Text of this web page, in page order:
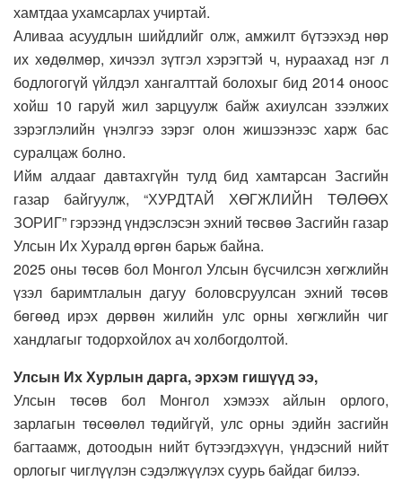
хамтдаа ухамсарлах учиртай.
Аливаа асуудлын шийдлийг олж, амжилт бүтээхэд нөр
их хөдөлмөр, хичээл зүтгэл хэрэгтэй ч, нураахад нэг л
бодлогогүй үйлдэл хангалттай болохыг бид 2014 оноос
хойш 10 гаруй жил зарцуулж байж ахиулсан зээлжих
зэрэглэлийн үнэлгээ зэрэг олон жишээнээс харж бас
суралцаж болно.
Ийм алдааг давтахгүйн тулд бид хамтарсан Засгийн
газар байгуулж, “ХУРДТАЙ ХӨГЖЛИЙН ТӨЛӨӨХ
ЗОРИГ” гэрээнд үндэслэсэн эхний төсвөө Засгийн газар
Улсын Их Хуралд өргөн барьж байна.
2025 оны төсөв бол Монгол Улсын бүсчилсэн хөгжлийн
үзэл баримтлалын дагуу боловсруулсан эхний төсөв
бөгөөд ирэх дөрвөн жилийн улс орны хөгжлийн чиг
хандлагыг тодорхойлох ач холбогдолтой.
Улсын Их Хурлын дарга, эрхэм гишүүд ээ,
Улсын төсөв бол Монгол хэмээх айлын орлого,
зарлагын төсөөлөл төдийгүй, улс орны эдийн засгийн
багтаамж, дотоодын нийт бүтээгдэхүүн, үндэсний нийт
орлогыг чиглүүлэн сэдэлжүүлэх суурь байдаг билээ.